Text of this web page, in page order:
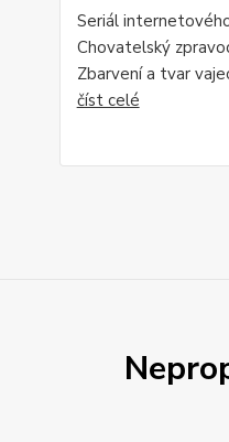
Seriál
Chovatelský
Zbarvení a tvar
číst celé